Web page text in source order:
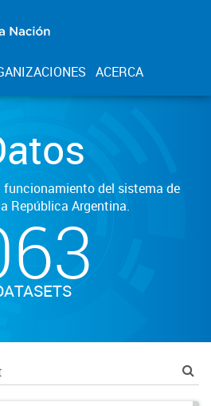
ACERCA
funcionamiento del sistema de
República Argentina.